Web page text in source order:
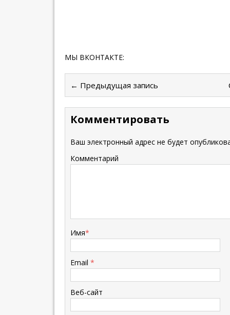
МЫ ВКОНТАКТЕ:
← Предыдущая запись
Комментировать
Ваш электронный адрес не будет
Комментарий
Имя*
Email *
Веб-сайт